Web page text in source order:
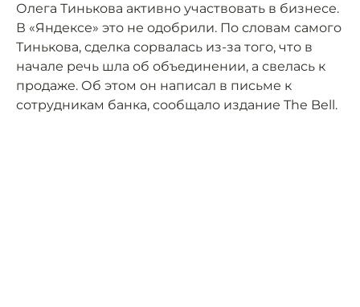
Олега Тинькова активно участвовать в бизнесе.
В «Яндексе» это не одобрили. По словам самого
Тинькова, сделка сорвалась из-за того, что в
начале речь шла об объединении, а свелась к
продаже. Об этом он написал в письме к
сотрудникам банка, сообщало издание The Bell.